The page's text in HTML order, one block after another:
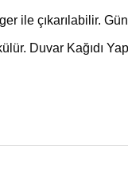
çıkarılabilir. Gün
Duvar Kağıdı